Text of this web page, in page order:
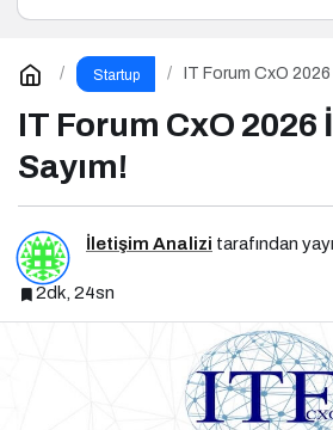
Startup IT Forum CxO
IT Forum CxO 2026
Sayım!
İletişim Analizi tarafından
2dk, 24sn